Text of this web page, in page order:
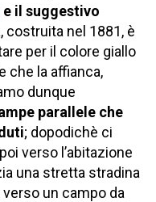
e il suggestivo
costruita nel 1881, è
per il colore giallo
che la affianca,
dunque
parallele che
; dopodichè ci
verso l’abitazione
una stretta stradina
un campo da